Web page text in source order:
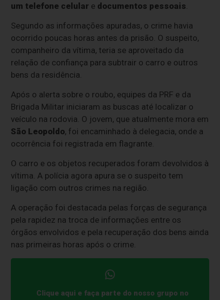
um telefone celular e documentos pessoais
Segundo as informações apuradas, o crime havia
ocorrido poucas horas antes da prisão. O suspeito,
companheiro da vítima, teria se aproveitado da
relação de confiança para subtrair o carro e outros
bens da residência.
Após o alerta sobre o roubo, equipes da PRF e da
Brigada Militar iniciaram as buscas até localizar o
veículo na rodovia. O jovem, que atualmente mora em
São Leopoldo, foi encaminhado à delegacia, onde a
ocorrência foi registrada em flagrante.
O carro e os objetos recuperados foram devolvidos à
vítima. A polícia agora apura se o suspeito tem
ligação com outros crimes na região.
A operação foi destacada pelas forças de segurança
pela rapidez na troca de informações entre os
órgãos envolvidos e pela recuperação dos bens ainda
nas primeiras horas após o crime.
Clique aqui e faça parte do nosso grupo no